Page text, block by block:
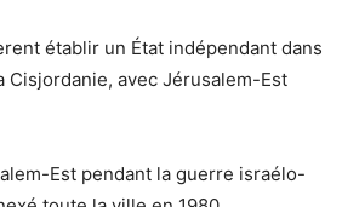
établir un État indépendant dans
Cisjordanie, avec Jérusalem-Est
Est pendant la guerre israélo-